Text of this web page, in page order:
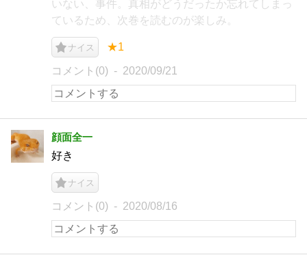
いない、事件。真相がどうだったか忘れてしまっ
ているため、次巻を読むのが楽しみ。
ナイス ★1
コメント(0) 2020/09/21
顔面全一
好き
ナイス
コメント(0) 2020/08/16